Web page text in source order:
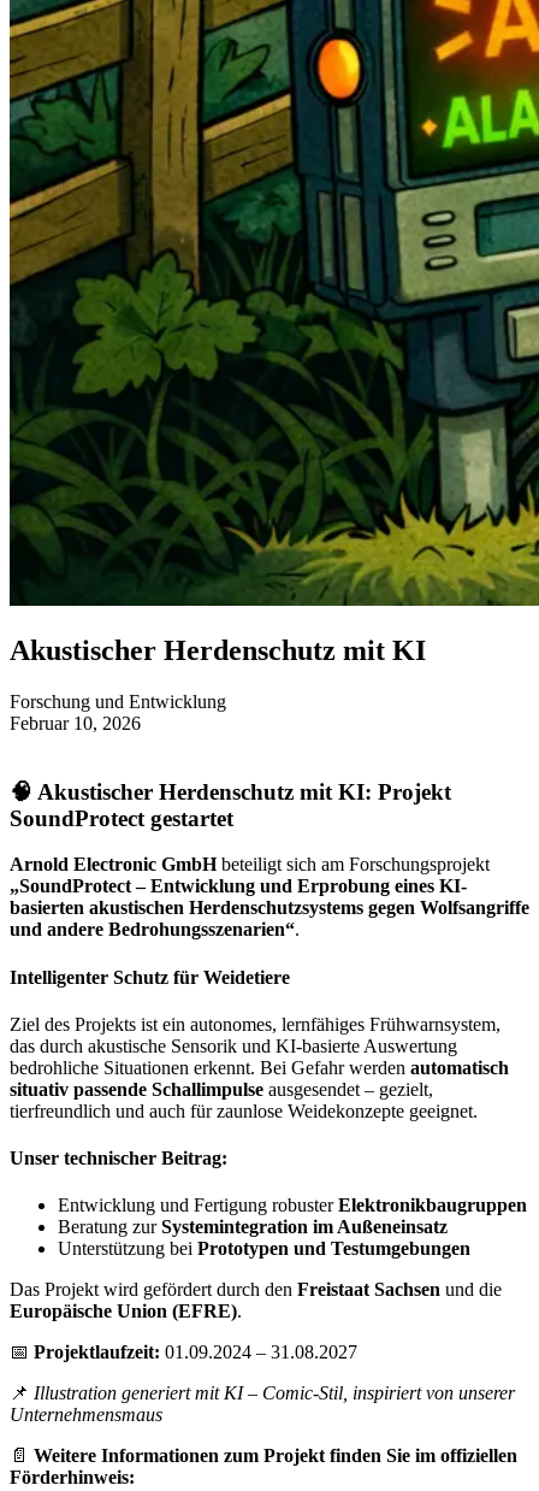
Akustischer Herdenschutz mit KI
Forschung und Entwicklung
Februar 10, 2026
🧠 Akustischer Herdenschutz mit KI: Projekt
SoundProtect gestartet
Arnold Electronic GmbHbeteiligt sich am Forschungsprojekt
„SoundProtect – Entwicklung und Erprobung eines KI-
basierten akustischen Herdenschutzsystems gegen Wolfsangriffe
und andere Bedrohungsszenarien“.
Intelligenter Schutz für Weidetiere
Ziel des Projekts ist ein autonomes, lernfähiges Frühwarnsystem,
das durch akustische Sensorik und KI-basierte Auswertung
bedrohliche Situationen erkennt. Bei Gefahr werden automatisch
situativ passende Schallimpulse ausgesendet – gezielt,
tierfreundlich und auch für zaunlose Weidekonzepte geeignet.
Unser technischer Beitrag:
Entwicklung und Fertigung robusterElektronikbaugruppen
Beratung zurSystemintegration im Außeneinsatz
Unterstützung bei Prototypen und Testumgebungen
Das Projekt wird gefördert durch den Freistaat Sachsen und die
Europäische Union (EFRE).
📅 Projektlaufzeit: 01.09.2024 – 31.08.2027
📌 Illustration generiert mit KI – Comic-Stil, inspiriert von unserer
Unternehmensmaus
📄 Weitere Informationen zum Projekt finden Sie im offiziellen
Förderhinweis: